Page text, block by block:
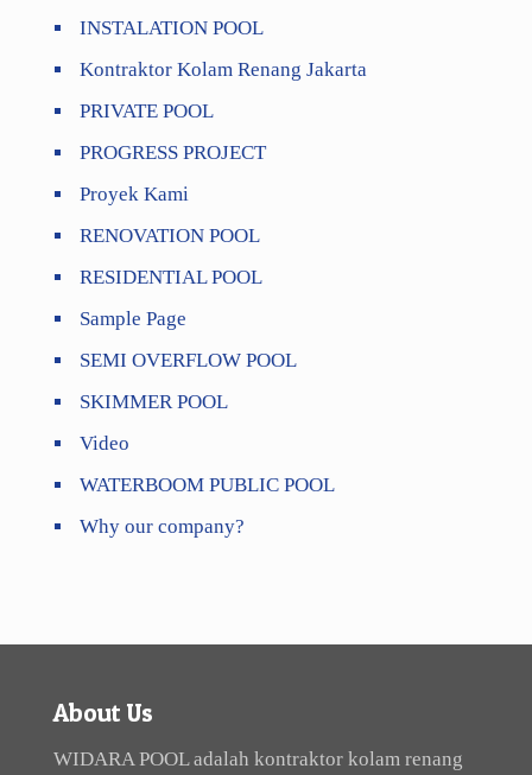
INSTALATION POOL
Kontraktor Kolam Renang Jakarta
PRIVATE POOL
PROGRESS PROJECT
Proyek Kami
RENOVATION POOL
RESIDENTIAL POOL
Sample Page
SEMI OVERFLOW POOL
SKIMMER POOL
Video
WATERBOOM PUBLIC POOL
Why our company?
About Us
WIDARA POOL adalah kontraktor kolam renang